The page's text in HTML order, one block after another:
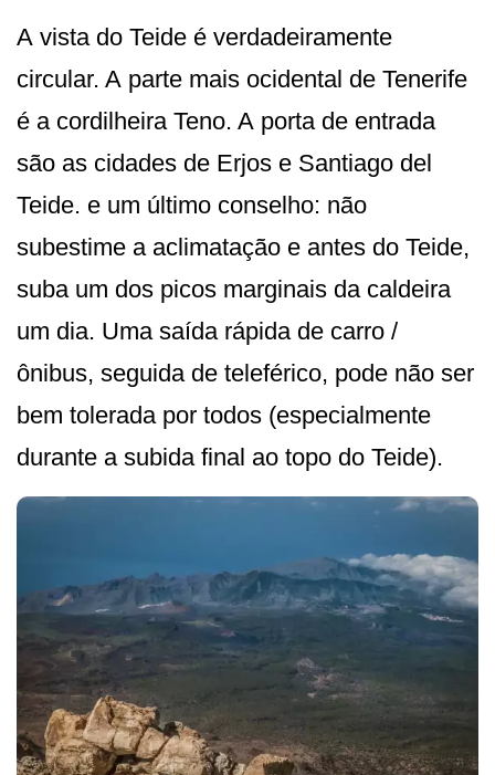
A vista do Teide é verdadeiramente
circular. A parte mais ocidental de Tenerife
é a cordilheira Teno. A porta de entrada
são as cidades de Erjos e Santiago del
Teide. e um último conselho: não
subestime a aclimatação e antes do Teide,
suba um dos picos marginais da caldeira
um dia. Uma saída rápida de carro /
ônibus, seguida de teleférico, pode não ser
bem tolerada por todos (especialmente
durante a subida final ao topo do Teide).